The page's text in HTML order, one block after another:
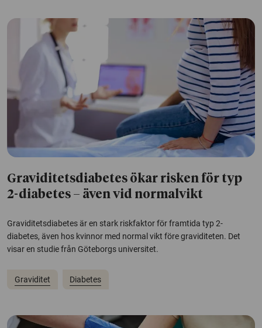
Graviditetsdiabetes ökar risken för typ
2-diabetes – även vid normalvikt
Graviditetsdiabetes är en stark riskfaktor för framtida typ 2-
diabetes, även hos kvinnor med normal vikt före graviditeten. Det
visar en studie från Göteborgs universitet.
Graviditet Diabetes